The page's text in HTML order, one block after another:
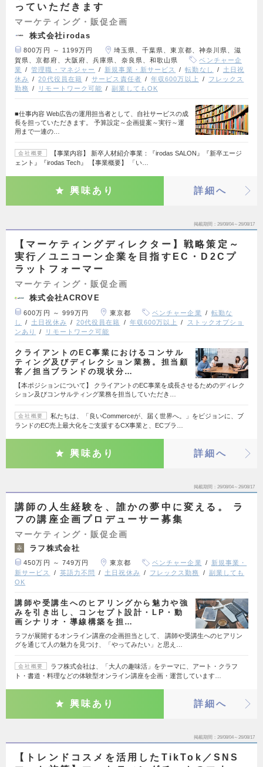
っていただきます
マーケティング・販促企画
株式会社irodas
800万円 ～ 1199万円
埼玉県、千葉県、東京都、神奈川県、滋
賀県、京都府、大阪府、兵庫県、奈良県、和歌山県
ベンチャー企
業
管理職・マネジャー 新規事業・新サービス 転勤なし
土日祝
休み
20代役員在籍 サービス責任者 年収600万以上
フレックス
勤務
リモートワーク可能 副業してもOK
■仕事内容 Web広告の運用担当者として、自社サービスの成
長を担っていただきます。 予算設定～企画提案～実行～運
用まで一連の…
会社概要
【事業内容】 新卒人材紹介事業：『irodas SALON』『新卒エージ
ェント』『irodas Tech』 【事業概要】 「い…
興味あり 詳細へ
掲載期間 26/08/04～26/08/17
【マーケティングディレクター】戦略策定～
実行／ユニコーン企業を目指すEC・D2Cプ
ラットフォーマー
マーケティング・販促企画
株式会社ACROVE
600万円 ～ 999万円 東京都 ベンチャー企業
転勤な
し
土日祝休み 20代役員在籍 年収600万以上
ストックオプショ
ンあり
リモートワーク可能
クライアントのEC事業におけるコンサル
ティング及びディレクション業務。担当顧
客／担当ブランドの現状分…
【本ポジションについて】 クライアントのEC事業を成長させるためのディレク
ション及びコンサルティング業務を担当していただき…
会社概要
私たちは、「良いCommerceが、届く世界へ。」をビジョンに、ブ
ランドのEC売上最大化をご支援するCX事業と、ECブラ…
興味あり 詳細へ
掲載期間 26/08/04～26/08/17
講師の人生経験を、誰かの夢中に変える。 ラ
フの講座企画プロデューサー募集
マーケティング・販促企画
ラフ株式会社
450万円 ～ 749万円 東京都 ベンチャー企業
新規事業・
新サービス
英語力不問 土日祝休み フレックス勤務
副業しても
OK
講師や受講生へのヒアリングから魅力や強
みを引き出し、コンセプト設計・LP・動
画シナリオ・導線構築を担…
ラフが展開するオンライン講座の企画担当として、 講師や受講生へのヒアリン
グを通じて人の魅力を見つけ、「やってみたい」と思え…
会社概要
ラフ株式会社は、「大人の趣味活」をテーマに、アート・クラフ
ト・書道・料理などの体験型オンライン講座を企画・運営しています…
興味あり 詳細へ
掲載期間 26/08/04～26/08/17
【トレンドコスメを活用したTikTok／SNS